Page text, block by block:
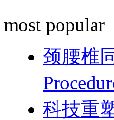
most popular
颈腰椎
科技重